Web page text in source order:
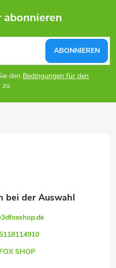
den Bedingungen für den
zu
ABONNIEREN
3dfoxshop.de
SHOP